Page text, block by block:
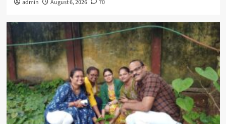
admin August 6, 2026 70